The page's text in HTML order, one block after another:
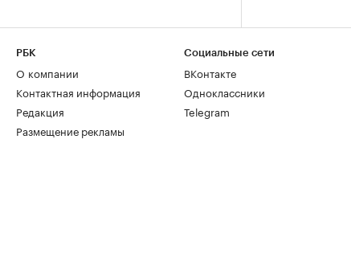
РБК
О компании
Контактная информация
Редакция
Размещение рекламы
Социальные сети
ВКонтакте
Одноклассники
Telegram